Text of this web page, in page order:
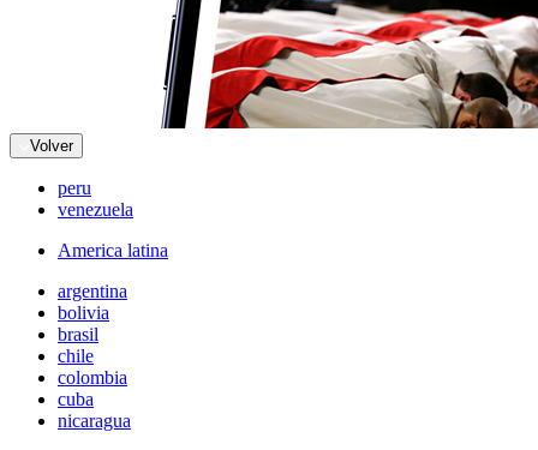
Volver
peru
venezuela
America latina
argentina
bolivia
brasil
chile
colombia
cuba
nicaragua